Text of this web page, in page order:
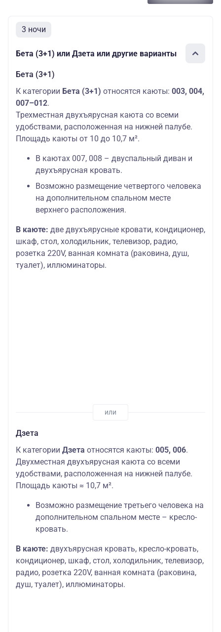
3 ночи
Бета (3+1) или Дзета или другие варианты
Бета (3+1)
К категории Бета (3+1) относятся каюты: 003, 004,
007–012.
Трехместная двухъярусная каюта со всеми
удобствами, расположенная на нижней палубе.
Площадь каюты от 10 до 10,7 м².
В каютах 007, 008 – двуспальный диван и
двухъярусная кровать.
Возможно размещение четвертого человека
на дополнительном спальном месте
верхнего расположения.
В каюте: две двухъярусные кровати, кондиционер,
шкаф, стол, холодильник, телевизор, радио,
розетка 220V, ванная комната (раковина, душ,
туалет), иллюминаторы.
Дзета
К категории Дзета относятся каюты: 005, 006.
Двухместная двухъярусная каюта со всеми
удобствами, расположенная на нижней палубе.
Площадь каюты ≈ 10,7 м².
Возможно размещение третьего человека на
дополнительном спальном месте – кресло-
кровать.
В каюте: двухъярусная кровать, кресло-кровать,
кондиционер, шкаф, стол, холодильник, телевизор,
радио, розетка 220V, ванная комната (раковина,
душ, туалет), иллюминаторы.